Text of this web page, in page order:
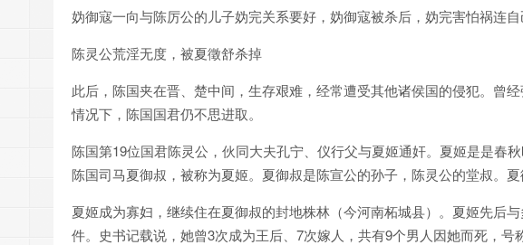
妫御寇一向与陈厉公的儿子妫完关系要好，妫御寇被杀后，妫完害怕祸连自
陈灵公荒淫无度，被夏徵舒杀掉
此后，陈国夹在晋、楚中间，生存艰难，经常遭受其他诸侯国的侵犯。曾
情况下，陈国国君仍不思进取。
陈国第19位国君陈灵公，伙同大夫孔宁、仪行父与夏姬通奸。夏姬是是春
陈国司马夏御叔，被称为夏姬。夏御叔是陈宣公的孙子，陈灵公的堂叔。
夏姬成为寡妇，继续住在夏御叔的封地株林（今河南柘城县）。夏姬先后
件。史书记载说，她曾3次成为王后、7次嫁人，共有9个男人因她而死，号